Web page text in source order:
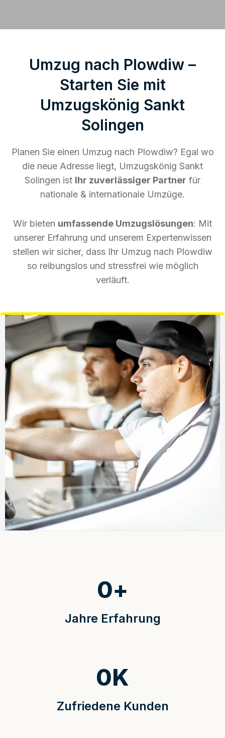
Umzug nach Plowdiw –
Starten Sie mit
Umzugskönig Sankt
Solingen
Planen Sie einen Umzug nach Plowdiw? Egal wo
die neue Adresse liegt, Umzugskönig Sankt
Solingen ist Ihr zuverlässiger Partner für
nationale & internationale Umzüge.
Wir bieten umfassende Umzugslösungen: Mit
unserer Erfahrung und unserem Expertenwissen
stellen wir sicher, dass Ihr Umzug nach Plowdiw
so reibungslos und stressfrei wie möglich
verläuft.
Jahre Erfahrung
0+
Zufriedene Kunden
0K